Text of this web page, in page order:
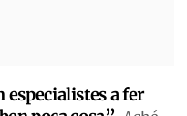
especialistes a fer